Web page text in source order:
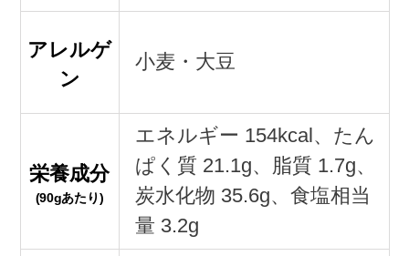
アレルゲ
ン
小麦・大豆
栄養成分
(90gあたり)
エネルギー 154kcal、たん
ぱく質 21.1g、脂質 1.7g、
炭水化物 35.6g、食塩相当
量 3.2g